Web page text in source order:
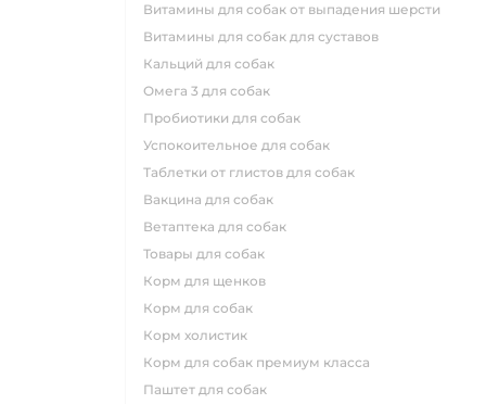
витамины для собак от выпадения шерсти
витамины для собак для суставов
кальций для собак
омега 3 для собак
пробиотики для собак
успокоительное для собак
таблетки от глистов для собак
вакцина для собак
ветаптека для собак
товары для собак
корм для щенков
корм для собак
корм холистик
корм для собак премиум класса
паштет для собак